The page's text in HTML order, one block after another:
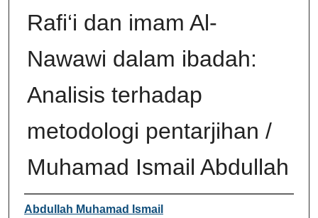
Rafi‘i dan imam Al-
Nawawi dalam ibadah:
Analisis terhadap
metodologi pentarjihan /
Muhamad Ismail Abdullah
Author
Abdullah Muhamad Ismail